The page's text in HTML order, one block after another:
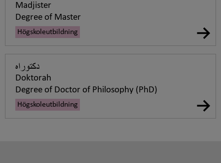
Madjister
Degree of Master
Högskoleutbildning
دكتوراه
Doktorah
Degree of Doctor of Philosophy (PhD)
Högskoleutbildning